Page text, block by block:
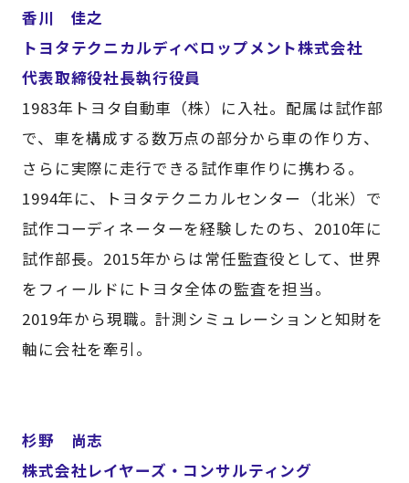
香川 佳之
トヨタテクニカルディベロップメント株式会社
代表取締役社長執行役員
1983年トヨタ自動車（株）に入社。配属は試作部
で、車を構成する数万点の部分から車の作り方、
さらに実際に走行できる試作車作りに携わる。
1994年に、トヨタテクニカルセンター（北米）で
試作コーディネーターを経験したのち、2010年に
試作部長。2015年からは常任監査役として、世界
をフィールドにトヨタ全体の監査を担当。
2019年から現職。計測シミュレーションと知財を
軸に会社を牽引。
杉野 尚志
株式会社レイヤーズ・コンサルティング